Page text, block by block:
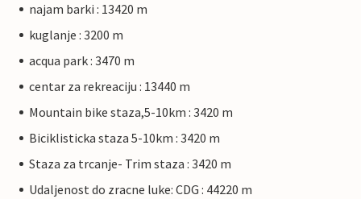
najam barki : 13420 m
kuglanje : 3200 m
acqua park : 3470 m
centar za rekreaciju : 13440 m
Mountain bike staza,5-10km : 3420 m
Biciklisticka staza 5-10km : 3420 m
Staza za trcanje- Trim staza : 3420 m
Udaljenost do zracne luke: CDG : 44220 m